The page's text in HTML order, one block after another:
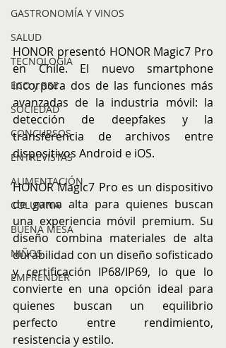
GASTRONOMÍA Y VINOS
SALUD
TECNOLOGÍA
ECO y RSE
SOCIEDAD
CONCURSOS
ENTREVISTAS
ALIMENTACIÓN
COLUMNA
BUENA MESA
NIÑOS
EMPRENDER
HONOR presentó HONOR Magic7 Pro
en Chile. El nuevo smartphone
incorpora dos de las funciones más
avanzadas de la industria móvil: la
detección de deepfakes y la
transferencia de archivos entre
dispositivos Android e iOS.
HONOR Magic7 Pro es un dispositivo
de gama alta para quienes buscan
una experiencia móvil premium. Su
diseño combina materiales de alta
durabilidad con un diseño sofisticado
y certificación IP68/IP69, lo que lo
convierte en una opción ideal para
quienes buscan un equilibrio
perfecto entre rendimiento,
resistencia y estilo.